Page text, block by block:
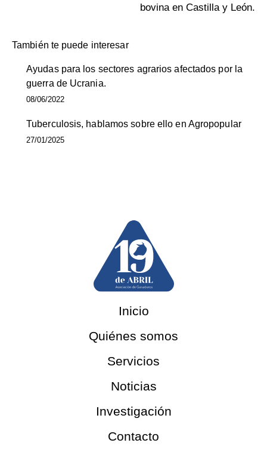
bovina en Castilla y León.
También te puede interesar
Ayudas para los sectores agrarios afectados por la
guerra de Ucrania.
08/06/2022
Tuberculosis, hablamos sobre ello en Agropopular
27/01/2025
Inicio
Quiénes somos
Servicios
Noticias
Investigación
Contacto